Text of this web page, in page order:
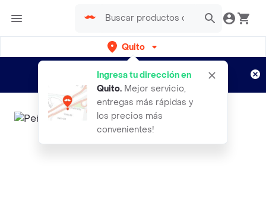
Quito
Ingresa tu dirección en
Quito. Mejor servicio,
entregas más rápidas y
los precios más
convenientes!
envíos gratis por semanas
Aplican TyC